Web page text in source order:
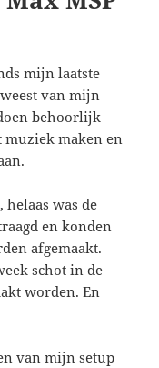
mijn laatste
van mijn
behoorlijk
maken en
was de
en konden
afgemaakt.
schot in de
worden. En
van mijn setup